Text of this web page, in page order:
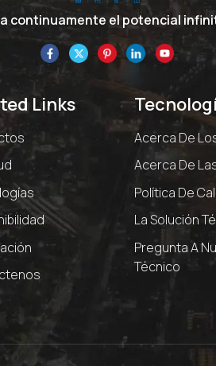
continuamente el potencial
Links
Acerca De
Acerca De
Política De
La Solución
Pregunta A
Técnico